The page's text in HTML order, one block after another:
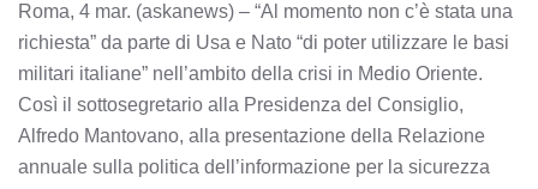
Roma, 4 mar. (askanews) – “Al momento non c’è stata una
richiesta” da parte di Usa e Nato “di poter utilizzare le basi
militari italiane” nell’ambito della crisi in Medio Oriente.
Così il sottosegretario alla Presidenza del Consiglio,
Alfredo Mantovano, alla presentazione della Relazione
annuale sulla politica dell’informazione per la sicurezza